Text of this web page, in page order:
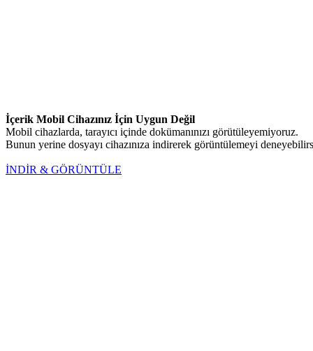
İçerik Mobil Cihazınız İçin Uygun Değil
Mobil cihazlarda, tarayıcı içinde dokümanınızı görütüleyemiyoruz.
Bunun yerine dosyayı cihazınıza indirerek görüntülemeyi
İNDİR & GÖRÜNTÜLE